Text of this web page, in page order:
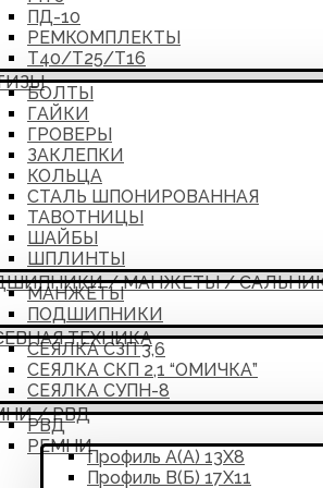
ПД-10
РЕМКОМПЛЕКТЫ
Т40/Т25/Т16
БОЛТЫ
ГАЙКИ
ГРОВЕРЫ
ЗАКЛЕПКИ
КОЛЬЦА
СТАЛЬ ШПОНИРОВАННАЯ
ТАВОТНИЦЫ
ШАЙБЫ
ШПЛИНТЫ
/ МАНЖЕТЫ /
МАНЖЕТЫ
ПОДШИПНИКИ
ТЕХНИКА
СЕЯЛКА СЗП 3,6
СЕЯЛКА СКП 2,1 “ОМИЧКА”
СЕЯЛКА СУПН-8
/ РВД
РВД
РЕМНИ
Профиль А(А) 13Х8
Профиль В(Б) 17Х11